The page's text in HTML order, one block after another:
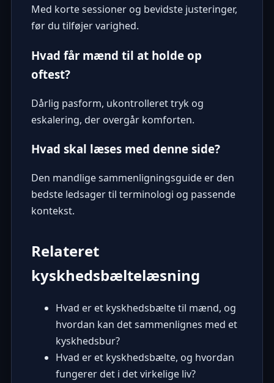
Med korte sessioner og bevidste justeringer,
før du tilføjer varighed.
Hvad får mænd til at holde op
oftest?
Dårlig pasform, ukontrolleret tryk og
eskalering, der overgår komforten.
Hvad skal læses med denne side?
Den mandlige sammenligningsguide er den
bedste ledsager til terminologi og passende
kontekst.
Relateret
kyskhedsbæltelæsning
Hvad er et kyskhedsbælte til mænd, og
hvordan kan det sammenlignes med et
kyskhedsbur?
Hvad er et kyskhedsbælte, og hvordan
fungerer det i det virkelige liv?